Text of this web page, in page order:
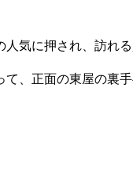
気に押され、訪れる
、正面の東屋の裏手